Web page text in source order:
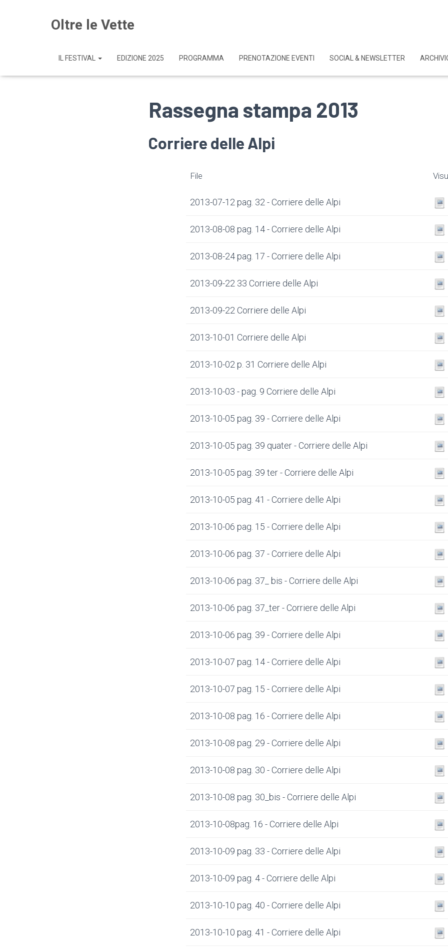
Oltre le Vette
IL FESTIVAL EDIZIONE 2025 PROGRAMMA PRENOTAZIONE EVENTI SOCIAL & NEWSLETTER
Rassegna stampa 2013
Corriere delle Alpi
File
2013-07-12 pag. 32 - Corriere delle Alpi
2013-08-08 pag. 14 - Corriere delle Alpi
2013-08-24 pag. 17 - Corriere delle Alpi
2013-09-22 33 Corriere delle Alpi
2013-09-22 Corriere delle Alpi
2013-10-01 Corriere delle Alpi
2013-10-02 p. 31 Corriere delle Alpi
2013-10-03 - pag. 9 Corriere delle Alpi
2013-10-05 pag. 39 - Corriere delle Alpi
2013-10-05 pag. 39 quater - Corriere delle Alpi
2013-10-05 pag. 39 ter - Corriere delle Alpi
2013-10-05 pag. 41 - Corriere delle Alpi
2013-10-06 pag. 15 - Corriere delle Alpi
2013-10-06 pag. 37 - Corriere delle Alpi
2013-10-06 pag. 37_ bis - Corriere delle Alpi
2013-10-06 pag. 37_ter - Corriere delle Alpi
2013-10-06 pag. 39 - Corriere delle Alpi
2013-10-07 pag. 14 - Corriere delle Alpi
2013-10-07 pag. 15 - Corriere delle Alpi
2013-10-08 pag. 16 - Corriere delle Alpi
2013-10-08 pag. 29 - Corriere delle Alpi
2013-10-08 pag. 30 - Corriere delle Alpi
2013-10-08 pag. 30_bis - Corriere delle Alpi
2013-10-08pag. 16 - Corriere delle Alpi
2013-10-09 pag. 33 - Corriere delle Alpi
2013-10-09 pag. 4 - Corriere delle Alpi
2013-10-10 pag. 40 - Corriere delle Alpi
2013-10-10 pag. 41 - Corriere delle Alpi